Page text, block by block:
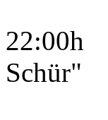
22:00h
Schür"